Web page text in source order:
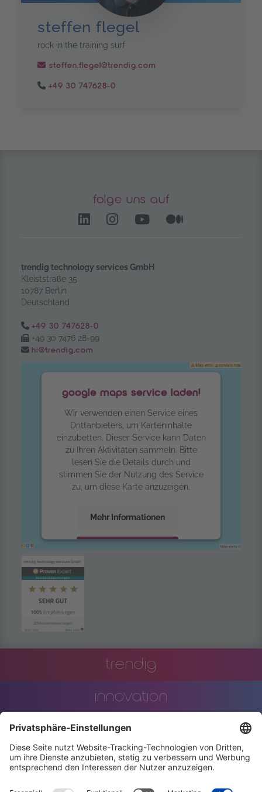
steffen flegel
rock in the training surf
steffen.flegel@trendig.com
+49 30 747628-0
folge uns auf
LinkedIn – öffnet in einem
Instagram öffnet in
YouTube
trendig technology services GmbH
Kleiststraße 35
10787 Berlin
Deutschland
Tel.:
+49 30 747628-0
Fax:
+49 30 7476 28-99
Email:
hi@trendig.com
google maps service laden!
Wir verwenden einen Service eines
Drittanbieters, um Karteninhalte
einzubetten. Dieser Service kann Daten
zu Ihren Aktivitäten sammeln. Bitte
lesen Sie die Details durch und
stimmen Sie der Nutzung des Service
zu, um diese Karte anzuzeigen.
Mehr Informationen
powered by
trendig
innovation
engineering
training